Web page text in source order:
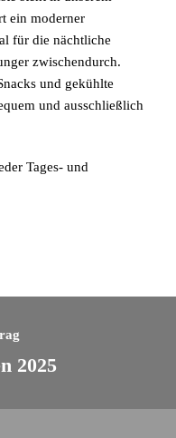
ein moderner
für die nächtliche
zwischendurch.
und gekühlte
und ausschließlich
Tages- und
2025